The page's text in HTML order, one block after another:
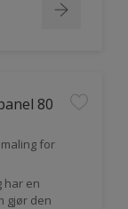
80
for
har en
gjør den